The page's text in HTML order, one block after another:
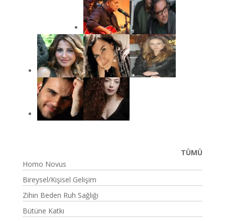
TÜMÜ
Homo Novus
Bireysel/Kişisel Gelişim
Zihin Beden Ruh Sağlığı
Bütüne Katkı